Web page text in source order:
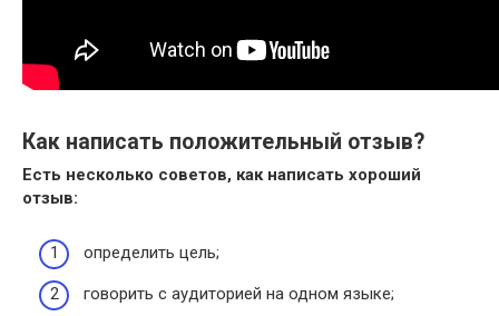
Как написать положительный отзыв?
Есть несколько советов, как написать хороший
отзыв:
определить цель;
говорить с аудиторией на одном языке;